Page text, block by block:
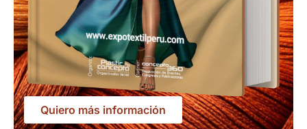
Quiero más información